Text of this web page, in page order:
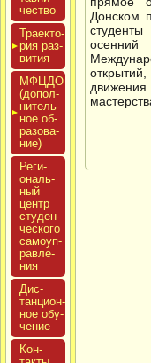
чес­тво
Тра­ек­то­
рия раз­
ви­тия
МФЦДО
(до­пол­
ни­тель­
ное об­
ра­зова­
ние)
Реги­
ональ­
ный
центр
сту­ден­
ческо­го
са­мо­уп­
равле­
ния
Дис­
танци­он­
ное обу­
чение
Кон­
Донском